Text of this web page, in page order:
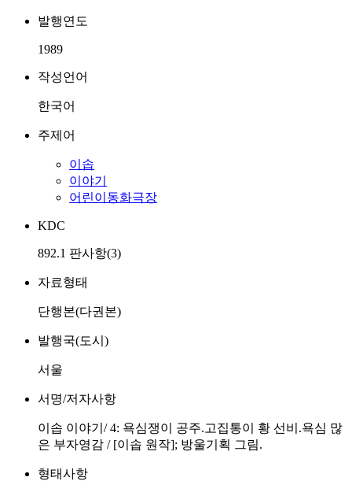
발행연도
1989
작성언어
한국어
주제어
이솝
이야기
어린이동화극장
KDC
892.1 판사항(3)
자료형태
단행본(다권본)
발행국(도시)
서울
서명/저자사항
이솝 이야기/ 4: 욕심쟁이 공주.고집통이 황 선비.욕심 많
은 부자영감 / [이솝 원작]; 방울기획 그림.
형태사항